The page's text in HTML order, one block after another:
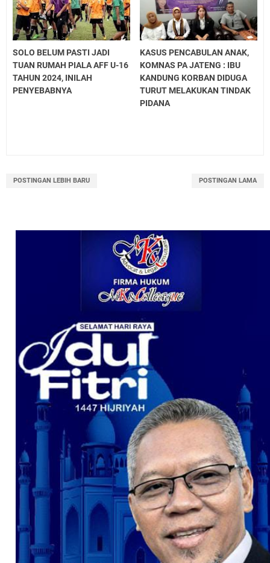
SOLO BELUM PASTI JADI
TUAN RUMAH PIALA AFF U-16
TAHUN 2024, INILAH
PENYEBABNYA
KASUS PENCABULAN ANAK,
KOMNAS PA JATENG : IBU
KANDUNG KORBAN DIDUGA
TURUT MELAKUKAN TINDAK
PIDANA
POSTINGAN LEBIH BARU POSTINGAN LAMA